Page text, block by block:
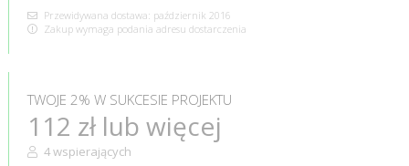
Przewidywana dostawa: październik 2016
Zakup wymaga podania adresu dostarczenia
TWOJE 2% W SUKCESIE PROJEKTU
112 zł lub więcej
4 wspierających